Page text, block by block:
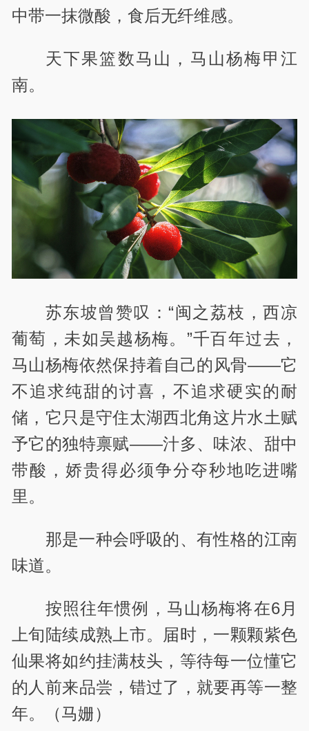
中带一抹微酸，食后无纤维感。
天下果篮数马山，马山杨梅甲江
南。
苏东坡曾赞叹：“闽之荔枝，西凉
葡萄，未如吴越杨梅。”千百年过去，
马山杨梅依然保持着自己的风骨——它
不追求纯甜的讨喜，不追求硬实的耐
储，它只是守住太湖西北角这片水土赋
予它的独特禀赋——汁多、味浓、甜中
带酸，娇贵得必须争分夺秒地吃进嘴
里。
那是一种会呼吸的、有性格的江南
味道。
按照往年惯例，马山杨梅将在6月
上旬陆续成熟上市。届时，一颗颗紫色
仙果将如约挂满枝头，等待每一位懂它
的人前来品尝，错过了，就要再等一整
年。（马姗）